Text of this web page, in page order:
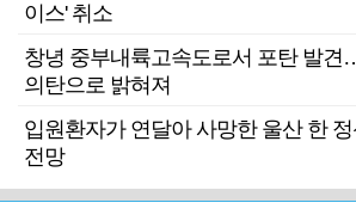
이스' 취소
창녕 중부내륙고속도로서 포탄 발
의탄으로 밝혀져
입원환자가 연달아 사망한 울산 한
전망